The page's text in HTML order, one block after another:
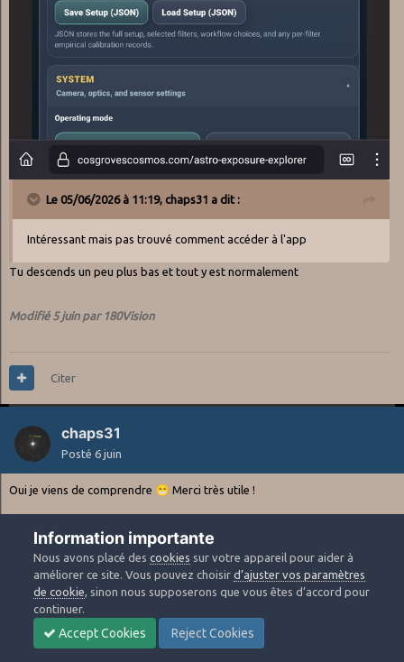
Le 05/06/2026 à 11:19, chaps31 a dit :
Intéressant mais pas trouvé comment accéder à l'app
Tu descends un peu plus bas et tout y est normalement
Modifié 5 juinpar 180Vision
Citer
chaps31
Posté 6 juin
Oui je viens de comprendre 😁 Merci très utile !
180Vision
Posté6 juin
Information importante
Nous avons placé descookies sur votre appareil pour aider à
améliorer ce site. Vous pouvez choisird’ajuster vos paramètres
de cookie, sinon nous supposerons que vous êtes d’accord pour
continuer.
Accept Cookies Reject Cookies